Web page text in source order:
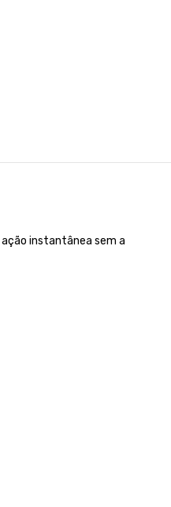
instantânea sem a